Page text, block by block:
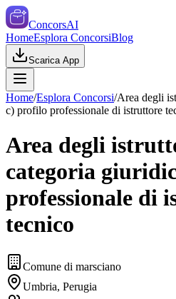
ConcorsAI
HomeEsplora ConcorsiBlog
Scarica App
Home/Esplora Concorsi/Area degli
c) profilo professionale di istruttore
Area degli
categoria
professionale di
tecnico
Comune di marsciano
Umbria, Perugia